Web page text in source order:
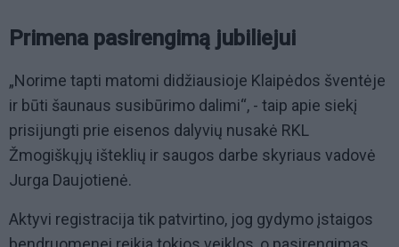
Primena pasirengimą jubiliejui
„Norime tapti matomi didžiausioje Klaipėdos šventėje
ir būti šaunaus susibūrimo dalimi“, - taip apie siekį
prisijungti prie eisenos dalyvių nusakė RKL
Žmogiškųjų išteklių ir saugos darbe skyriaus vadovė
Jurga Daujotienė.
Aktyvi registracija tik patvirtino, jog gydymo įstaigos